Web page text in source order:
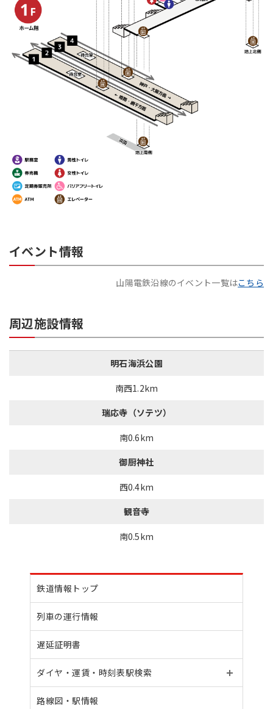
イベント情報
山陽電鉄沿線のイベント一覧はこちら
周辺施設情報
明石海浜公園
南西1.2km
瑞応寺（ソテツ）
南0.6km
御厨神社
西0.4km
観音寺
南0.5km
鉄道情報トップ
列車の運行情報
遅延証明書
ダイヤ・運賃・ 時刻表駅検索
路線図・駅情報